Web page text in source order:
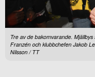
Tre av de bakomvarande.
Franzén och klubbchefen Jakob
Nilsson / TT